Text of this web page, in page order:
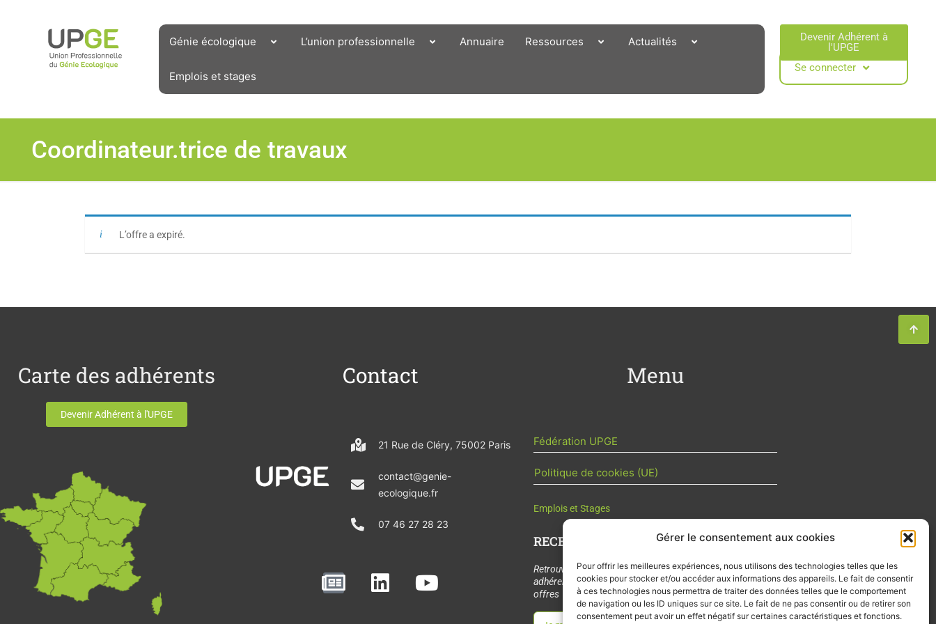
Gérer le consentement aux cookies
Pour offrir les meilleures expériences, nous utilisons des technologies telles que les
cookies pour stocker et/ou accéder aux informations des appareils. Le fait de consentir
à ces technologies nous permettra de traiter des données telles que le comportement
de navigation ou les ID uniques sur ce site. Le fait de ne pas consentir ou de retirer son
consentement peut avoir un effet négatif sur certaines caractéristiques et fonctions.
Génie écologique L’union professionnelle Annuaire Ressources Actualités
Emplois et stages
Devenir Adhérent à
l'UPGE​
Se connecter
Coordinateur.trice de travaux
L’offre a expiré.
Carte des adhérents
Devenir Adhérent à l'UPGE
Contact
21 Rue de Cléry, 75002 Paris
contact@genie-
ecologique.fr
07 46 27 28 23
N
e
L
i
Y
o
Menu
Fédération UPGE
Politique de cookies (UE)
Emplois et Stages
RECEVOIR L'ACTU DE LA FILIÈRE
Retrouvez tous les mois les articles terrain de nos
adhérents, les rendez-vous importants de la filière, nos
offres de stages et d’emplois…